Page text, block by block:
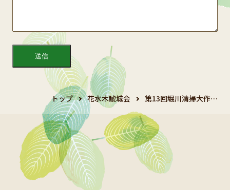
トップ 花水木鯱城会 第13回堀川清掃大作…